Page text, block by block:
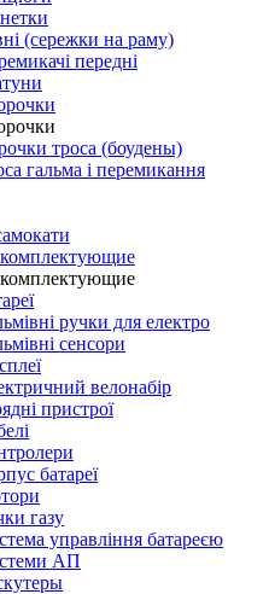
(сережки на раму)
передні
троса (боудены)
гальма і перемикання
ручки для електро
сенсори
велонабір
пристрої
батареї
газу
управління батареєю
АП